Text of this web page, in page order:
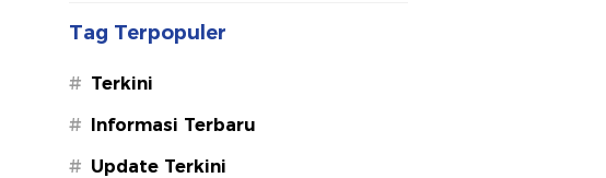
Tag Terpopuler
# Terkini
# Informasi Terbaru
# Update Terkini